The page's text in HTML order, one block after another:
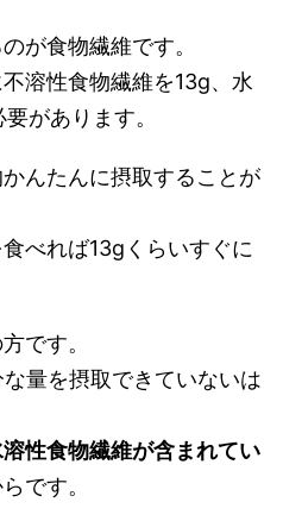
が食物繊維です。
溶性食物繊維を13g、水
があります。
んたんに摂取することが
べれば13gくらいすぐに
です。
量を摂取できていないは
性食物繊維が含まれてい
です。